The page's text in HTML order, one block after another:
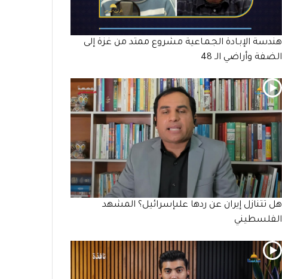
هندسة الإبـادة الجـمـاعية مشروع ممتد من غزة إلى
الضفة وأراضي الـ 48
هل تتنازل إيران عن ردها علىإسرائيل؟ المشهد
الفلسطيني